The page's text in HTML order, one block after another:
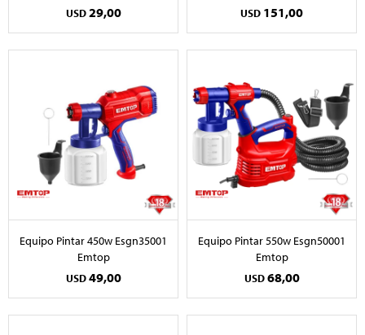
USD 29,00 USD 151,00
Equipo Pintar 450w Esgn35001
Emtop
USD 49,00
Equipo Pintar 550w Esgn50001
Emtop
USD 68,00